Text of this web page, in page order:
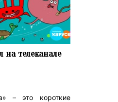
на телеканале
– это короткие